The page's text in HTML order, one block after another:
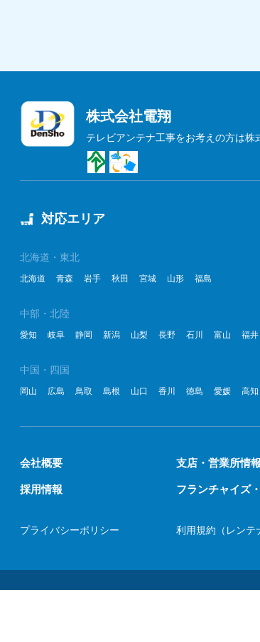
株式会社電翔
テレビアンテナ工事をお考えの方は株
対応エリア
北海道・東北
北海道 青森 岩手 秋田 宮城 山形 福島
中部・北陸
愛知 岐阜 静岡 新潟 山梨 長野 石川 富山 福井
中国・四国
岡山 広島 鳥取 島根 山口 香川 徳島 愛媛 高知
会社概要 支店・営業所情報
採用情報 フランチャイズ
プライバシーポリシー 利用規約（レンテ